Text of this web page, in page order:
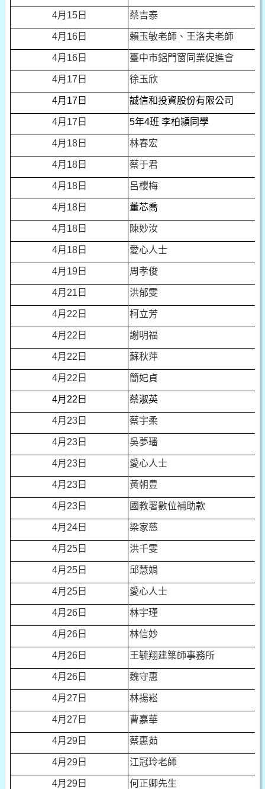
4月15日 蔡吉泰
4月16日 賴玉敏老師、王洛夫老師
4月16日 臺中市鋁門窗同業促進會
4月17日 徐玉欣
4月17日 誠信和投資股份有限公司
4月17日 5年4班 李柏潁同學
4月18日 林春宏
4月18日 蔡于君
4月18日 呂櫻梅
4月18日 董芯喬
4月18日 陳妙汝
4月18日 愛心人士
4月19日 周孝俊
4月21日 洪郁雯
4月22日 柯立芳
4月22日 謝明福
4月22日 蘇秋萍
4月22日 簡妃貞
4月22日 蔡淑英
4月23日 蔡宇柔
4月23日 吳夢璠
4月23日 愛心人士
4月23日 黃朝豊
4月23日 國教署數位補助款
4月24日 梁家慈
4月25日 洪千雯
4月25日 邱慧娟
4月25日 愛心人士
4月26日 林宇瑾
4月26日 林信妙
4月26日 王毓翔建築師事務所
4月26日 魏守惠
4月27日 林揚崧
4月27日 曹嘉華
4月29日 蔡惠茹
4月29日 江冠玲老師
4月29日 何正卿先生